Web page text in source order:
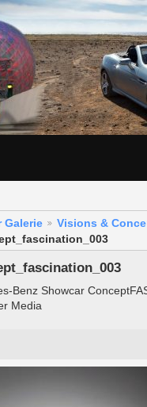
Galerie
Visions &
Benz Showcar
Media